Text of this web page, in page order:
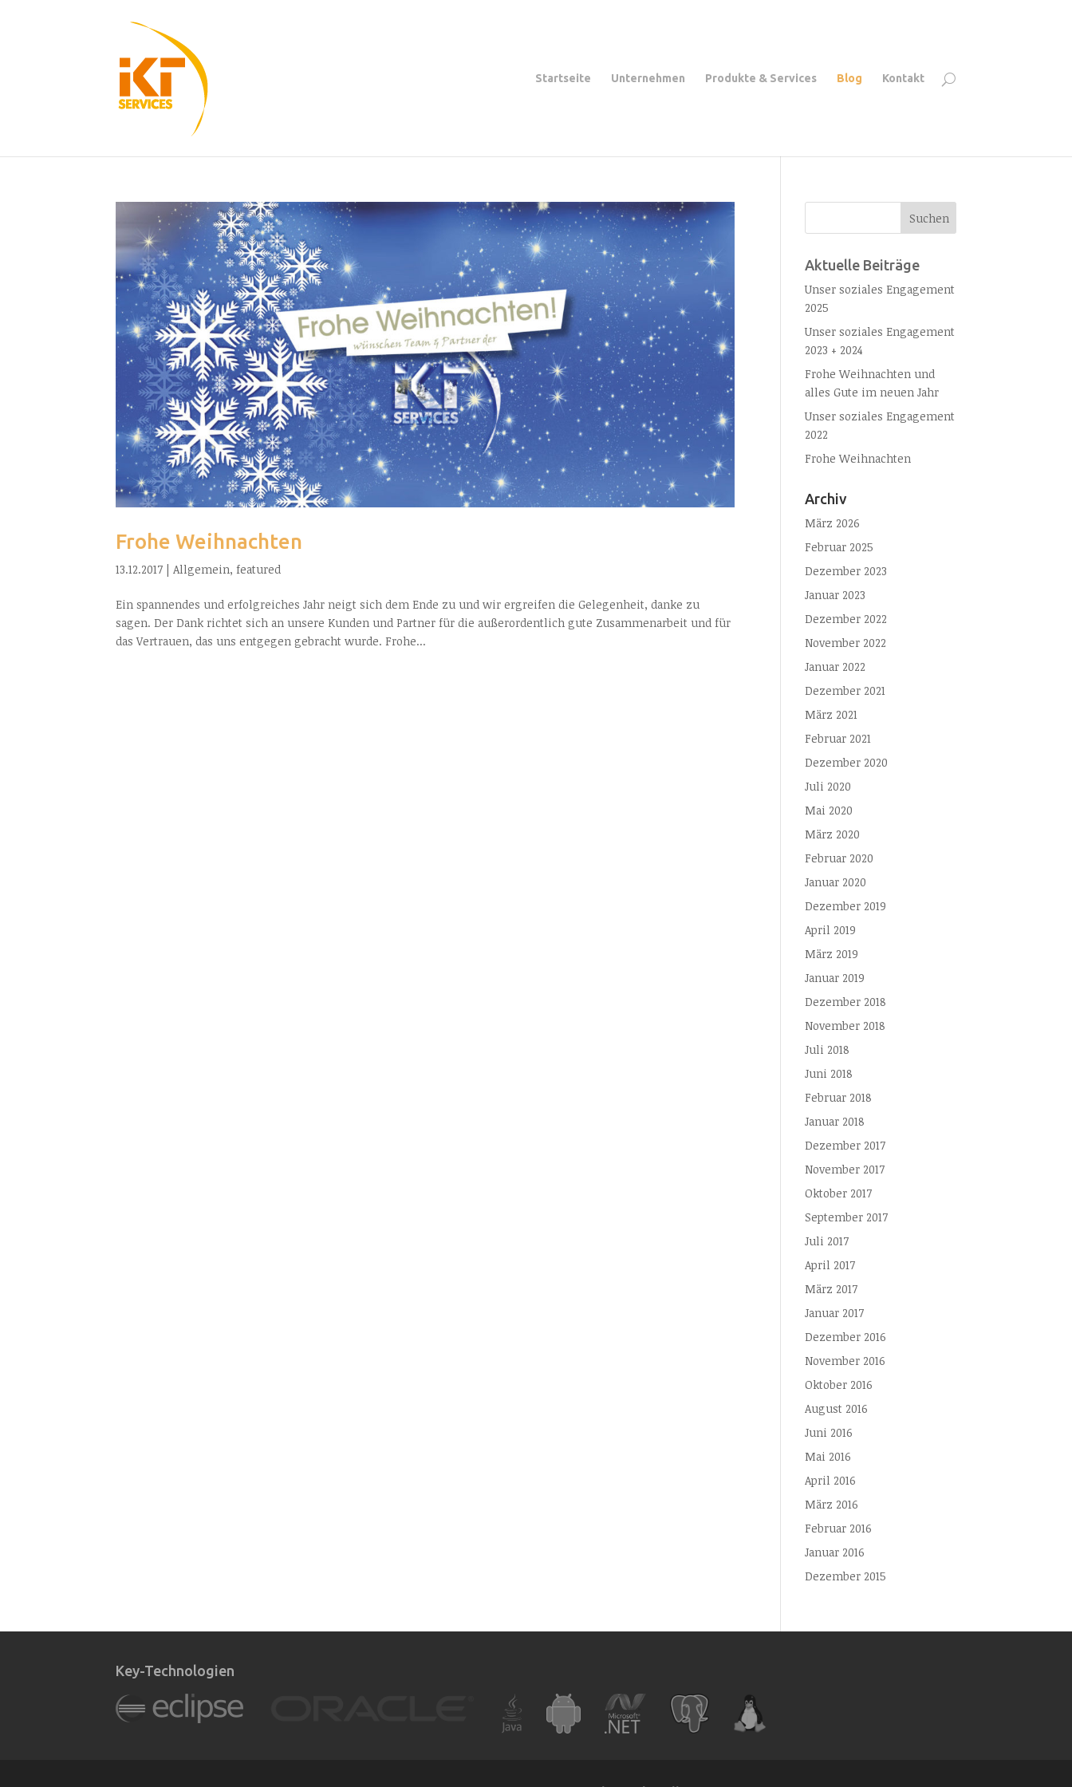
Startseite Unternehmen Produkte & Services Blog Kontakt
Frohe Weihnachten
13.12.2017 | Allgemein, featured
Ein spannendes und erfolgreiches Jahr neigt sich dem Ende zu und wir ergreifen die Gelegenheit, danke zu
sagen. Der Dank richtet sich an unsere Kunden und Partner für die außerordentlich gute Zusammenarbeit und für
das Vertrauen, das uns entgegen gebracht wurde. Frohe...
Aktuelle Beiträge
Unser soziales Engagement
2025
Unser soziales Engagement
2023 + 2024
Frohe Weihnachten und
alles Gute im neuen Jahr
Unser soziales Engagement
2022
Frohe Weihnachten
Archiv
März 2026
Februar 2025
Dezember 2023
Januar 2023
Dezember 2022
November 2022
Januar 2022
Dezember 2021
März 2021
Februar 2021
Dezember 2020
Juli 2020
Mai 2020
März 2020
Februar 2020
Januar 2020
Dezember 2019
April 2019
März 2019
Januar 2019
Dezember 2018
November 2018
Juli 2018
Juni 2018
Februar 2018
Januar 2018
Dezember 2017
November 2017
Oktober 2017
September 2017
Juli 2017
April 2017
März 2017
Januar 2017
Dezember 2016
November 2016
Oktober 2016
August 2016
Juni 2016
Mai 2016
April 2016
März 2016
Februar 2016
Januar 2016
Dezember 2015
Key-Technologien